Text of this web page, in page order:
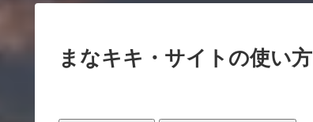
まなキキ・サイトの使い方